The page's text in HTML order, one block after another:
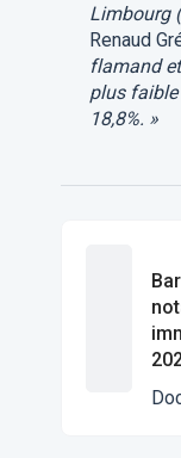
Limbourg
Renaud
flamand
plus faible
18,8%. »